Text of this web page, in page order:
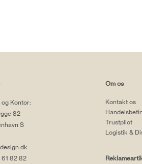
Kontor:
82
S
61 82 82
Om os
Kontakt os
Trustpilot
Logistik &